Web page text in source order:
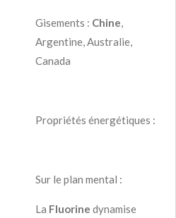
Gisements : Chine,
Argentine, Australie,
Canada
Propriétés énergétiques :
Sur le plan mental :
La Fluorine dynamise